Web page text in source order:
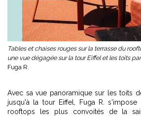
Tables et chaises rouges sur la terrasse du
une vue dégagée sur la tour Eiffel et les toits
Fuga R.
Avec sa vue panoramique sur les toits
jusqu'à la tour Eiffel, Fuga R.
rooftops les plus convoités de la